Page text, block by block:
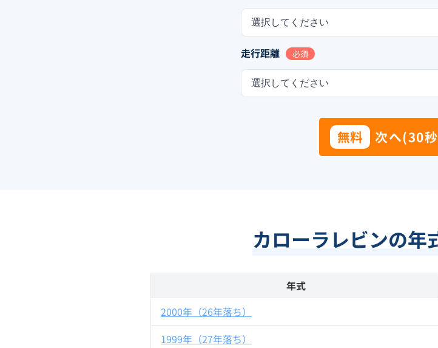
選択してください
走行距離 必須
選択してください
無料 次へ(30
カローラレビンの年
年式
2000年（26年落ち）
1999年（27年落ち）